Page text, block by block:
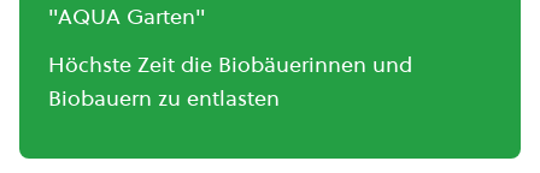
"AQUA Garten"
Höchste Zeit die Biobäuerinnen und
Biobauern zu entlasten